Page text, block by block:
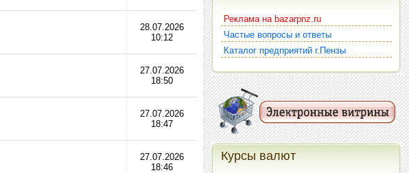
28.07.2026
10:12
27.07.2026
18:50
27.07.2026
18:47
27.07.2026
18:46
Реклама на bazarpnz.ru
Частые вопросы и ответы
Каталог предприятий г.Пензы
Курсы валют